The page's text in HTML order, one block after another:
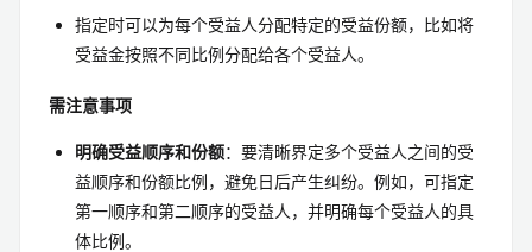
指定时可以为每个受益人分配特定的受益份额，比如将
受益金按照不同比例分配给各个受益人。
需注意事项
明确受益顺序和份额：要清晰界定多个受益人之间的受
益顺序和份额比例，避免日后产生纠纷。例如，可指定
第一顺序和第二顺序的受益人，并明确每个受益人的具
体比例。